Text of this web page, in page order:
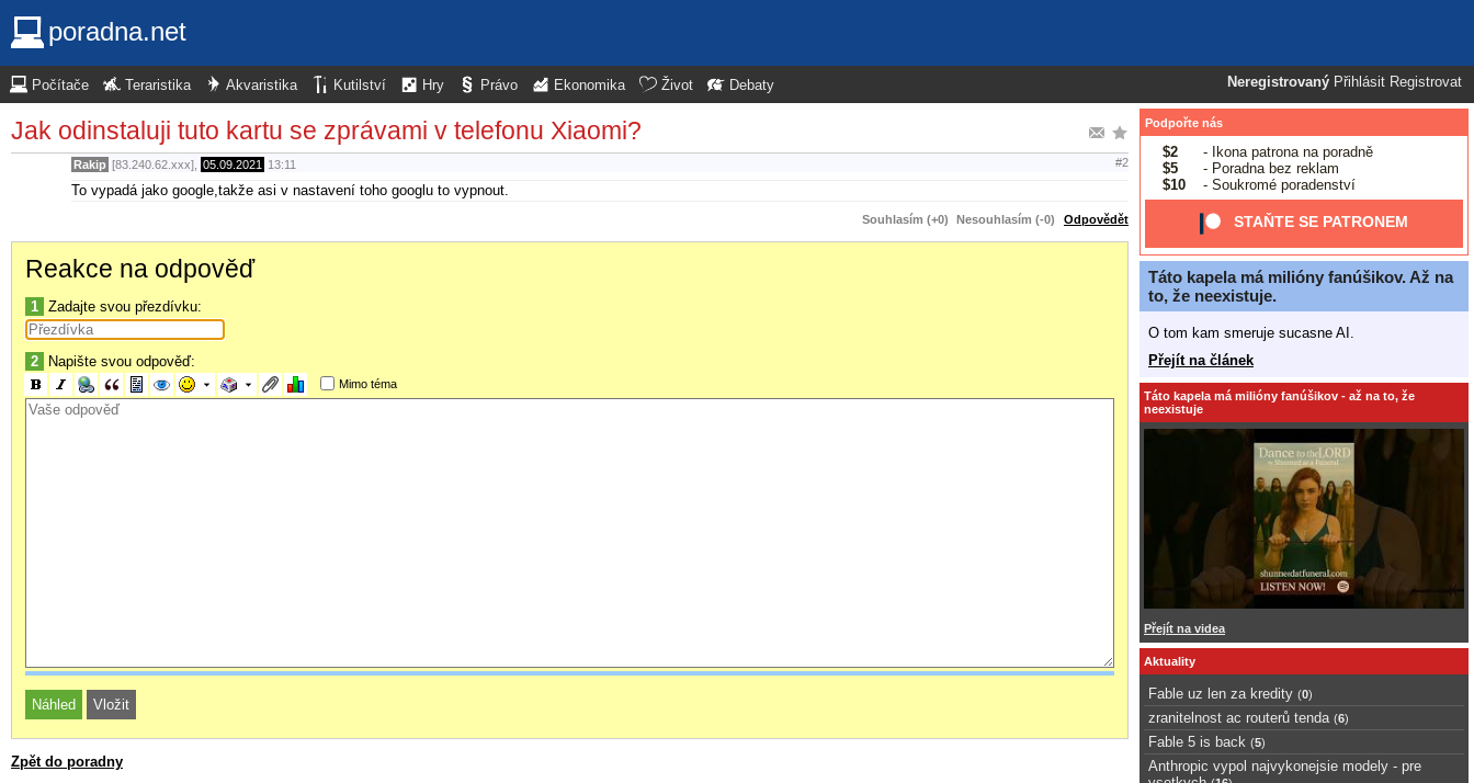
poradna.net
Neregistrovaný Přihlásit Registrovat
Počítače Teraristika Akvaristika Kutilství Hry Právo Ekonomika Život Debaty
Jak odinstaluji tuto kartu se zprávami v telefonu Xiaomi?
Rakip [83.240.62.xxx], 05.09.2021 13:11 #2
To vypadá jako google,takže asi v nastavení toho googlu to vypnout.
Souhlasím (+0) Nesouhlasím (-0) Odpovědět
Reakce na odpověď
1 Zadajte svou přezdívku:
2 Napište svou odpověď:
Mimo téma
Zpět do poradny
Podpořte nás
$2
- Ikona patrona na poradně
$5
- Poradna bez reklam
$10
- Soukromé poradenství
STAŇTE SE PATRONEM
Táto kapela má milióny fanúšikov. Až na
to, že neexistuje.
O tom kam smeruje sucasne AI.
Přejít na článek
Táto kapela má milióny fanúšikov - až na to, že
neexistuje
Přejít na videa
Aktuality
Fable uz len za kredity (0)
zranitelnost ac routerů tenda (6)
Fable 5 is back (5)
Anthropic vypol najvykonejsie modely - pre